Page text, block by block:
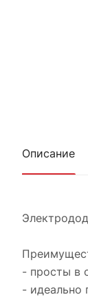
Описание
- просты в
- идеально